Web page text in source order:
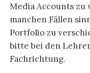
Media Accounts zu
manchen Fällen
Portfolio zu
bitte bei den
Fachrichtung.